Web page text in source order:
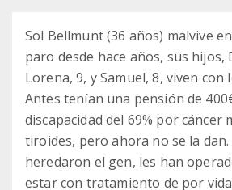
Sol Bellmunt (36 años) malvive
paro desde hace años, sus hijos,
Lorena, 9, y Samuel, 8, viven con
Antes tenían una pensión de
discapacidad del 69% por cáncer
tiroides, pero ahora no se la dan.
heredaron el gen, les han
estar con tratamiento de por